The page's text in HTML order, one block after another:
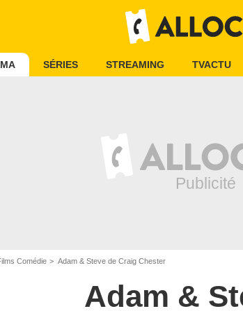
SÉRIES STREAMING TVACTU
Comédie Adam & Steve de Craig Chester
Adam &